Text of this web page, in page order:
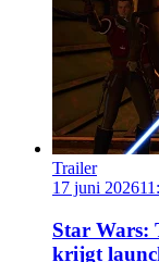
Trailer
17 juni 2026
Star Wars:
krijgt